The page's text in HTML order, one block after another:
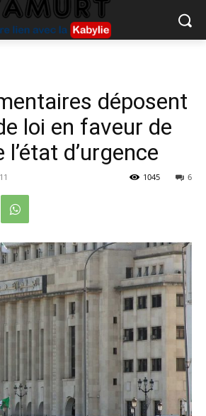
déposent
loi en faveur de
l’état d’urgence
6
1045